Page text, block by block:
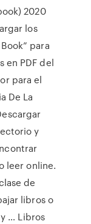
2020
los
para
en PDF del
para el
De La
y
leer online.
de
libros o
… Libros